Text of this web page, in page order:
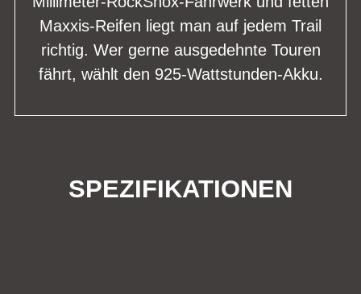
Maxxis-Reifen liegt man auf jedem Trail
richtig. Wer gerne ausgedehnte Touren
fährt, wählt den 925-Wattstunden-Akku.
SPEZIFIKATIONEN